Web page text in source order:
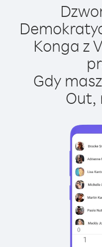
Konga z
Gdy
Out,